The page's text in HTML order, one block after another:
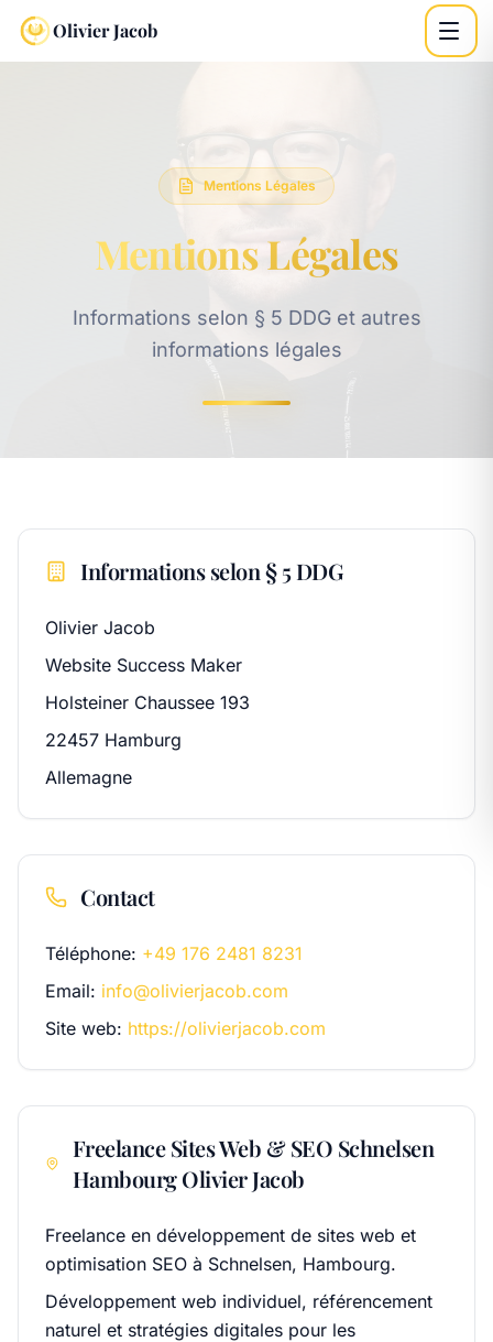
Aller au contenu principal
Olivier Jacob
Mentions Légales
Mentions Légales
Informations selon § 5 DDG et autres
informations légales
Informations selon § 5 DDG
Olivier Jacob
Website Success Maker
Holsteiner Chaussee 193
22457 Hamburg
Allemagne
Contact
Téléphone: +49 176 2481 8231
Email: info@olivierjacob.com
Site web: https://olivierjacob.com
Freelance Sites Web & SEO Schnelsen
Hambourg Olivier Jacob
Freelance en développement de sites web et
optimisation SEO à Schnelsen, Hambourg.
Développement web individuel, référencement
naturel et stratégies digitales pour les